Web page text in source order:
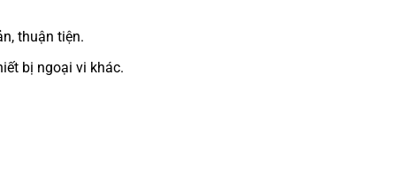
thuận tiện.
bị ngoại vi khác.